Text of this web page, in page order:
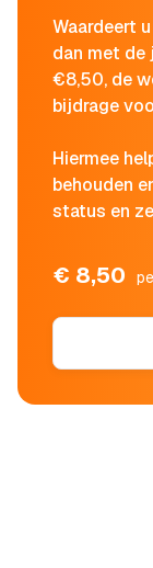
Waardeert
dan met de
€8,50, de
bijdrage
Hiermee
behouden
status en
€ 8,50